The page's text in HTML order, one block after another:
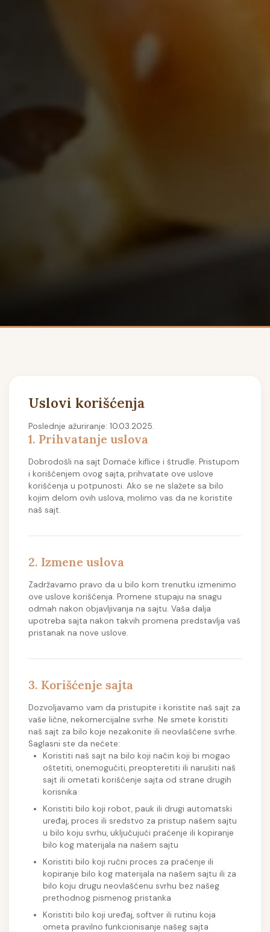
Uslovi korišćenja
Poslednje ažuriranje: 10.03.2025.
1. Prihvatanje uslova
Dobrodošli na sajt Domaće kiflice i štrudle. Pristupom
i korišćenjem ovog sajta, prihvatate ove uslove
korišćenja u potpunosti. Ako se ne slažete sa bilo
kojim delom ovih uslova, molimo vas da ne koristite
naš sajt.
2. Izmene uslova
Zadržavamo pravo da u bilo kom trenutku izmenimo
ove uslove korišćenja. Promene stupaju na snagu
odmah nakon objavljivanja na sajtu. Vaša dalja
upotreba sajta nakon takvih promena predstavlja vaš
pristanak na nove uslove.
3. Korišćenje sajta
Dozvoljavamo vam da pristupite i koristite naš sajt za
vaše lične, nekomercijalne svrhe. Ne smete koristiti
naš sajt za bilo koje nezakonite ili neovlašćene svrhe.
Saglasni ste da nećete:
Koristiti naš sajt na bilo koji način koji bi mogao
oštetiti, onemogućiti, preopteretiti ili narušiti naš
sajt ili ometati korišćenje sajta od strane drugih
korisnika
Koristiti bilo koji robot, pauk ili drugi automatski
uređaj, proces ili sredstvo za pristup našem sajtu
u bilo koju svrhu, uključujući praćenje ili kopiranje
bilo kog materijala na našem sajtu
Koristiti bilo koji ručni proces za praćenje ili
kopiranje bilo kog materijala na našem sajtu ili za
bilo koju drugu neovlašćenu svrhu bez našeg
prethodnog pismenog pristanka
Koristiti bilo koji uređaj, softver ili rutinu koja
ometa pravilno funkcionisanje našeg sajta